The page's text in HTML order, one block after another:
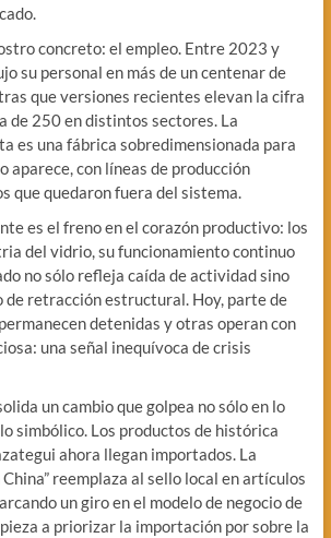
concreto: el empleo. Entre 2023 y
su personal en más de un centenar de
que versiones recientes elevan la cifra
de 250 en distintos sectores. La
es una fábrica sobredimensionada para
aparece, con líneas de producción
que quedaron fuera del sistema.
es el freno en el corazón productivo: los
del vidrio, su funcionamiento continuo
no sólo refleja caída de actividad sino
de retracción estructural. Hoy, parte de
detenidas y otras operan con
una señal inequívoca de crisis
un cambio que golpea no sólo en lo
simbólico. Los productos de histórica
ahora llegan importados. La
reemplaza al sello local en artículos
un giro en el modelo de negocio de
a priorizar la importación por sobre la